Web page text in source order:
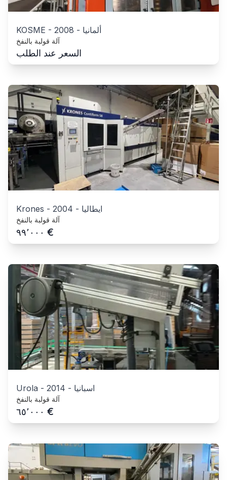
KOSME - 2008 - ألمانيا
آلة قولبة بالنفخ
السعر عند الطلب
Krones - 2004 - ايطاليا
آلة قولبة بالنفخ
٩٩٬٠٠٠ €
Urola - 2014 - اسبانيا
آلة قولبة بالنفخ
٦٥٬٠٠٠ €